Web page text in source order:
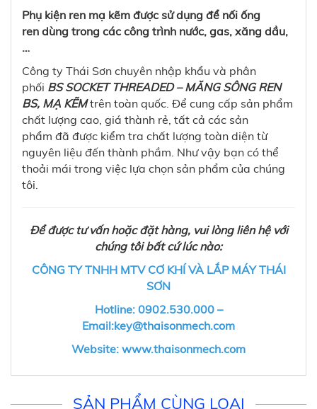
Phụ kiện ren mạ kẽm được sử dụng để nối ống
ren dùng trong các công trình nước, gas, xăng dầu,
…
Công ty Thái Sơn chuyên nhập khẩu và phân
phối BS SOCKET THREADED – MĂNG SÔNG REN
BS, MẠ KẼMtrên toàn quốc. Để cung cấp sản phẩm
chất lượng cao, giá thành rẻ, tất cả các sản
phẩm đã được kiểm tra chất lượng toàn diện từ
nguyên liệu đến thành phầm. Như vậy bạn có thể
thoải mái trong việc lựa chọn sản phẩm của chúng
tôi.
Để được tư vấn hoặc đặt hàng, vui lòng liên hệ với
chúng tôi bất cứ lúc nào:
CÔNG TY TNHH MTV CƠ KHÍ VÀ LẮP MÁY THÁI
SƠN
Hotline: 0902.530.000 –
Email:key@thaisonmech.com
Website: www.thaisonmech.com
SẢN PHẨM CÙNG LOẠI